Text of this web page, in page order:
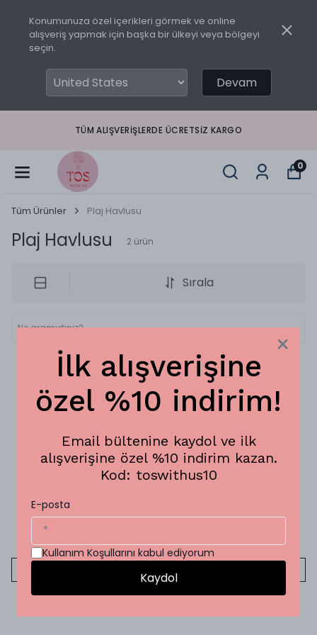
Konumunuza özel içerikleri görmek ve online
alışveriş yapmak için başka bir ülkeyi veya bölgeyi
seçin.
Devam
TÜM ALIŞVERIŞLERDE ÜCRETSIZ KARGO
0
Tüm Ürünler Plaj Havlusu
Plaj Havlusu 2 ürün
Sırala
Turkish Riviera Plaj Havlusu
İlk alışverişine
özel %10 indirim!
Email bültenine kaydol ve ilk
alışverişine özel %10 indirim kazan.
Kod: toswithus10
E-posta
Kullanım Koşullarını kabul ediyorum
Kaydol